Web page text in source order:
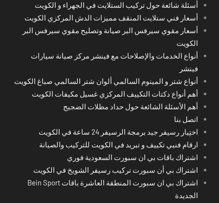
أسئلة شائعة حول تركيب الستلايت في الجهراء و الكويت
أسعار فني ستلايت المنقف مميزات الدش المركزي الكويت
أسعار مقوي سيرفس البر صيانة وتصليح مقوي سيرفس البر
الكويت
أنواع الخدمات والإصلاحات مع فينشر مركز صيانة سيارات
فينشر
أنواع شتر و المينوم السالمي ألوان شتر السالمي صباغ الكويت
أهم أنواع دكتات التكييف المركزي غسيل مكيفات الكويت
أهم الأسئلة الشائعة حول حداد مظلات الضجيج
اتصل بنا
اختِيار رسيفر جيد برمجة الرسيفر 24 ساعة في الكويت
ارقام فنيي تكييف و تبريد في الكويت للتركيب والصيانة
اشتراك باقات بي ان سبورت السعودية فوري
اشتراك بي أن سبورت تركيب رسيفر الشويخ في الكويت
اشتراك بي ان سبورت المنطقة العاشرة باقات Bein Sport
الجديدة